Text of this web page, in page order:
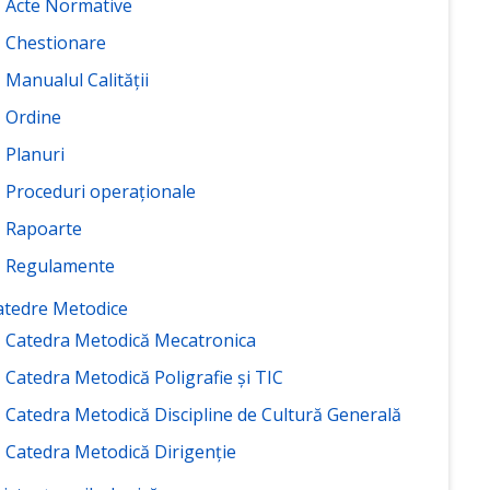
Acte Normative
Chestionare
Manualul Calității
Ordine
Planuri
Proceduri operaționale
Rapoarte
Regulamente
Metodice
Catedra Metodică Mecatronica
Catedra Metodică Poligrafie și TIC
Catedra Metodică Discipline de Cultură Generală
Catedra Metodică Dirigenție